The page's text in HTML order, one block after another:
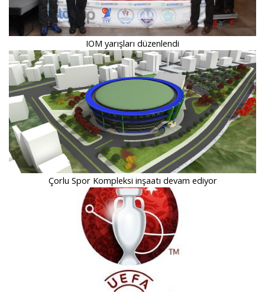
IOM yarışları düzenlendi
Çorlu Spor Kompleksi inşaatı devam ediyor